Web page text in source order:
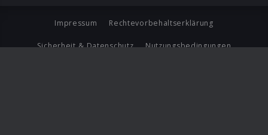
Impressum Rechtevorbehaltserklärung
Sicherheit & Datenschutz Nutzungsbedingungen